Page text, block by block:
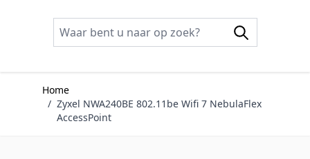
Home
/ Zyxel NWA240BE 802.11be Wifi 7 NebulaFlex
AccessPoint